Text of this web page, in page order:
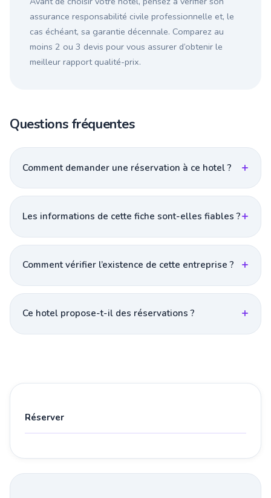
assurance responsabilité civile professionnelle et, le
cas échéant, sa garantie décennale. Comparez au
moins 2 ou 3 devis pour vous assurer d’obtenir le
meilleur rapport qualité-prix.
Questions fréquentes
Comment demander une réservation à ce hotel ?
Les informations de cette fiche sont-elles fiables ?
Comment vérifier l’existence de cette entreprise ?
Ce hotel propose-t-il des réservations ?
Réserver